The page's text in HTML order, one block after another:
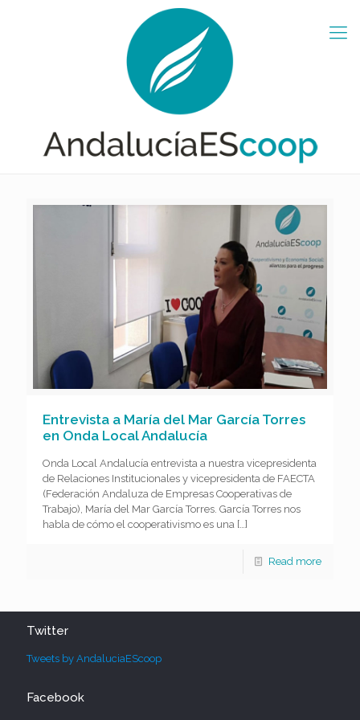
Entrevista a María del Mar García Torres
en Onda Local Andalucía
Onda Local Andalucía entrevista a nuestra vicepresidenta
de Relaciones Institucionales y vicepresidenta de FAECTA
(Federación Andaluza de Empresas Cooperativas de
Trabajo), María del Mar García Torres. García Torres nos
habla de cómo el cooperativismo es una […]
Read more
Twitter
Tweets by AndaluciaEScoop
Facebook